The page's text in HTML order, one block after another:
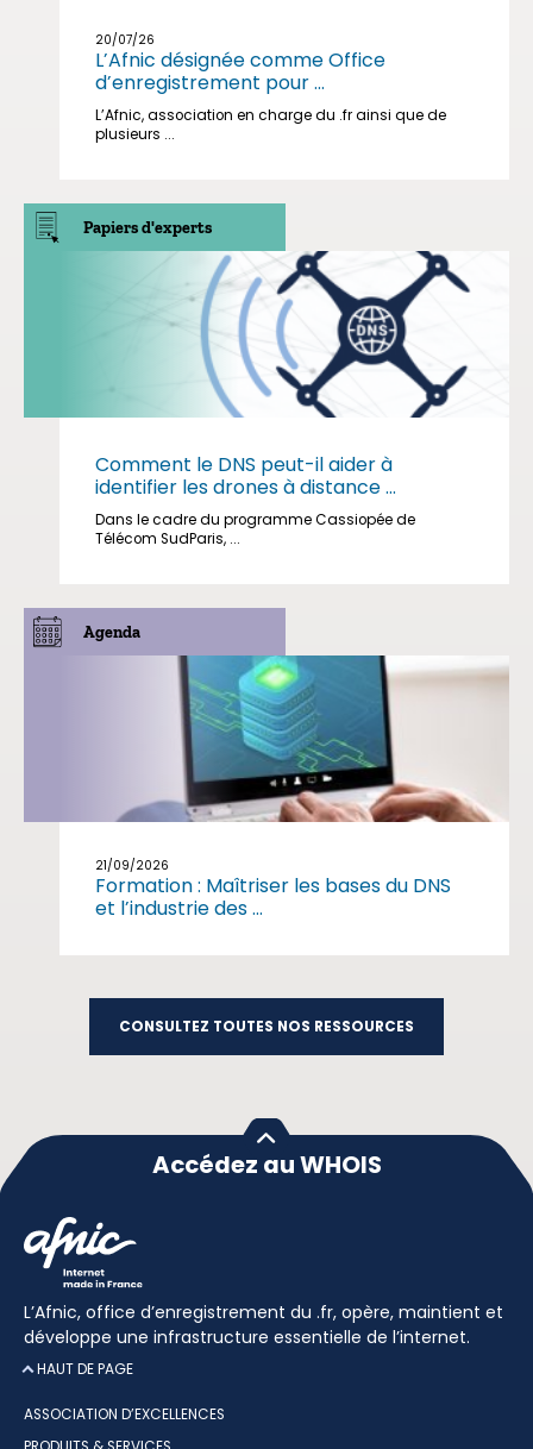
20/07/26
L’Afnic désignée comme Office
d’enregistrement pour ...
L’Afnic, association en charge du .fr ainsi que de
plusieurs ...
Papiers d'experts
Comment le DNS peut-il aider à
identifier les drones à distance ...
Dans le cadre du programme Cassiopée de
Télécom SudParis, ...
Agenda
21/09/2026
Formation : Maîtriser les bases du DNS
et l’industrie des ...
CONSULTEZ TOUTES NOS RESSOURCES
Accédez au WHOIS
L’Afnic, office d’enregistrement du .fr, opère, maintient et
développe une infrastructure essentielle de l’internet.
HAUT DE PAGE
ASSOCIATION D’EXCELLENCES